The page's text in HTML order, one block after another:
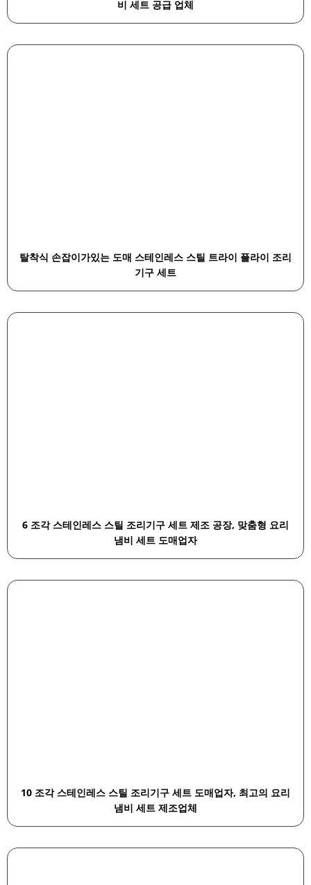
비 세트 공급 업체
탈착식 손잡이가있는 도매 스테인레스 스틸 트라이 플라이 조리
기구 세트
6 조각 스테인레스 스틸 조리기구 세트 제조 공장, 맞춤형 요리
냄비 세트 도매업자
10 조각 스테인레스 스틸 조리기구 세트 도매업자, 최고의 요리
냄비 세트 제조업체